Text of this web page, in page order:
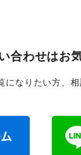
合わせはお
になりたい方、